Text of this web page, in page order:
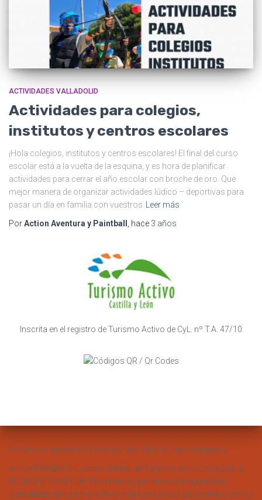
ACTIVIDADES VALLADOLID
Actividades para colegios,
institutos y centros escolares
¡Hola colegios, institutos y centros escolares! El final del curso
escolar está a la vuelta de la esquina, y es hora de planificar
actividades para cerrar el año escolar con broche de oro. Que
mejor manera de organizar actividades lúdico – deportivas para
pasar un día en familia con vuestros
Leer más
PorAction Aventura y Paintball , hace 3 años
Inscrita en el registro de Turismo Activo de CyL. nº T.A. 47/10
Horario de apertura: Todos los días del año, bajo cita previa.
Action Paintball S.L, como Centro de Turismo Activo se ajusta al
DECRETO 7/2021, de 11 de marzo, por el que se regulan las
actividades de turismo activo en la Comunidad de Castilla y León, y